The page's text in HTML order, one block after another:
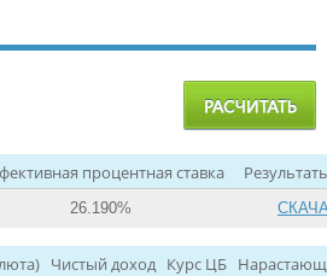
процентная ставка
26.190%
Чистый доход Курс ЦБ